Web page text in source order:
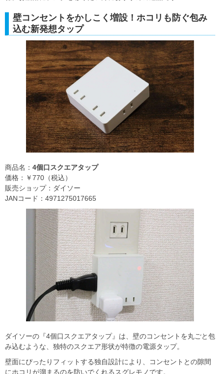
壁コンセントをかしこく増設！ホコリも防ぐ包み
込む新発想タップ
商品名： 4個口スクエアタップ
価格：￥770（税込）
販売ショップ：ダイソー
JANコード：4971275017665
ダイソーの『4個口スクエアタップ』は、壁のコンセントを丸ごと包
み込むような、独特のスクエア形状が特徴の電源タップ。
壁面にぴったりフィットする独自設計により、コンセントとの隙間
にホコリが溜まるのを防いでくれるスグレモノです。